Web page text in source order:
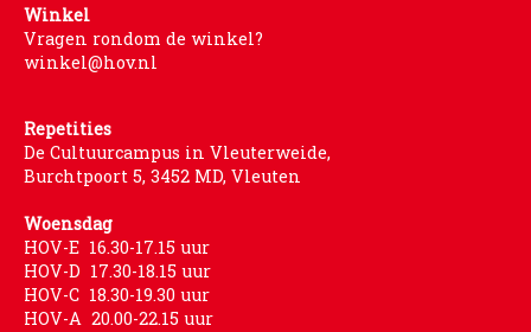
Winkel
Vragen rondom de winkel?
winkel@hov.nl
Repetities
De Cultuurcampus in Vleuterweide,
Burchtpoort 5, 3452 MD, Vleuten
Woensdag
HOV-E 16.30-17.15 uur
HOV-D 17.30-18.15 uur
HOV-C 18.30-19.30 uur
HOV-A 20.00-22.15 uur